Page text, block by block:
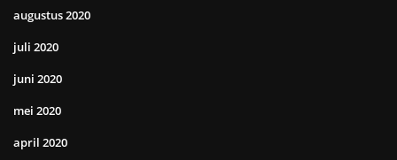
augustus 2020
juli 2020
juni 2020
mei 2020
april 2020